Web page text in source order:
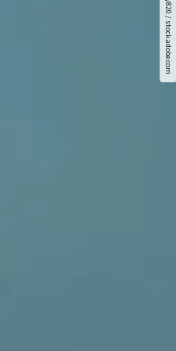
© kenary820 / stock.adobe.com